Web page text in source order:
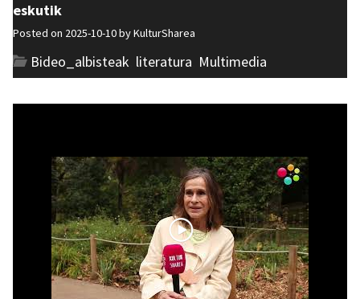
eskutik
Posted on 2025-10-10 byKulturSharea
Bideo_albisteak literatura Multimedia